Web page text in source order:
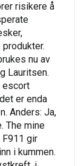
risikere å
nu av
Lauritsen.
escort
er enda
Anders: Ja,
The mine
F911 gir
i kummen.